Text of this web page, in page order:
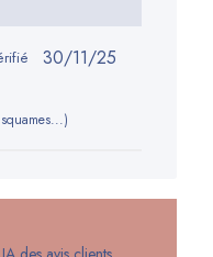
Date
30/11/25